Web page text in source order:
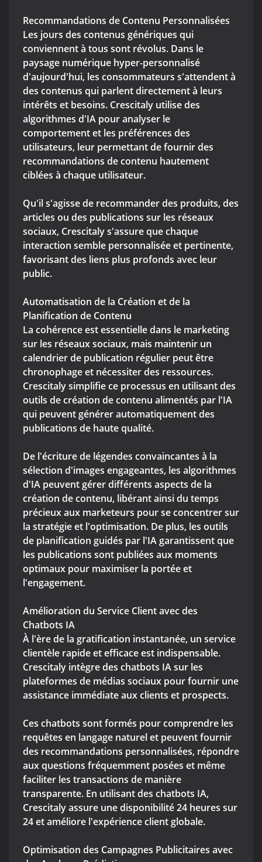
Recommandations de Contenu Personnalisées
Les jours des contenus génériques qui
conviennent à tous sont révolus. Dans le
paysage numérique hyper-personnalisé
d'aujourd'hui, les consommateurs s'attendent à
des contenus qui parlent directement à leurs
intérêts et besoins. Crescitaly utilise des
algorithmes d'IA pour analyser le
comportement et les préférences des
utilisateurs, leur permettant de fournir des
recommandations de contenu hautement
ciblées à chaque utilisateur.
Qu'il s'agisse de recommander des produits, des
articles ou des publications sur les réseaux
sociaux, Crescitaly s'assure que chaque
interaction semble personnalisée et pertinente,
favorisant des liens plus profonds avec leur
public.
Automatisation de la Création et de la
Planification de Contenu
La cohérence est essentielle dans le marketing
sur les réseaux sociaux, mais maintenir un
calendrier de publication régulier peut être
chronophage et nécessiter des ressources.
Crescitaly simplifie ce processus en utilisant des
outils de création de contenu alimentés par l'IA
qui peuvent générer automatiquement des
publications de haute qualité.
De l'écriture de légendes convaincantes à la
sélection d'images engageantes, les algorithmes
d'IA peuvent gérer différents aspects de la
création de contenu, libérant ainsi du temps
précieux aux marketeurs pour se concentrer sur
la stratégie et l'optimisation. De plus, les outils
de planification guidés par l'IA garantissent que
les publications sont publiées aux moments
optimaux pour maximiser la portée et
l'engagement.
Amélioration du Service Client avec des
Chatbots IA
À l'ère de la gratification instantanée, un service
clientèle rapide et efficace est indispensable.
Crescitaly intègre des chatbots IA sur les
plateformes de médias sociaux pour fournir une
assistance immédiate aux clients et prospects.
Ces chatbots sont formés pour comprendre les
requêtes en langage naturel et peuvent fournir
des recommandations personnalisées, répondre
aux questions fréquemment posées et même
faciliter les transactions de manière
transparente. En utilisant des chatbots IA,
Crescitaly assure une disponibilité 24 heures sur
24 et améliore l'expérience client globale.
Optimisation des Campagnes Publicitaires avec